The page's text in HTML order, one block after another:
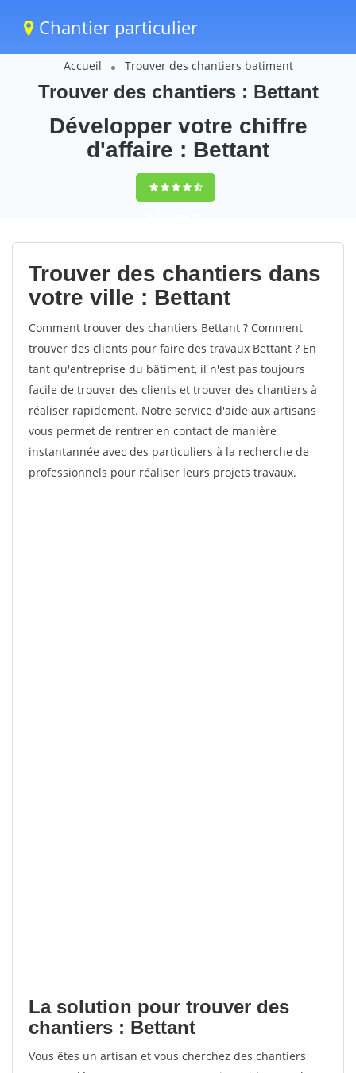
Chantier particulier
Accueil Trouver des chantiers batiment
Trouver des chantiers : Bettant
Développer votre chiffre
d'affaire : Bettant
9,5(100%)61
votes
Trouver des chantiers dans
votre ville : Bettant
Comment trouver des chantiers Bettant ? Comment
trouver des clients pour faire des travaux Bettant ? En
tant qu'entreprise du bâtiment, il n'est pas toujours
facile de trouver des clients et trouver des chantiers à
réaliser rapidement. Notre service d'aide aux artisans
vous permet de rentrer en contact de manière
instantannée avec des particuliers à la recherche de
professionnels pour réaliser leurs projets travaux.
La solution pour trouver des
chantiers : Bettant
Vous êtes un artisan et vous cherchez des chantiers